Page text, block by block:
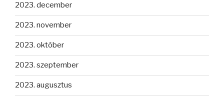
2023. december
2023. november
2023. október
2023. szeptember
2023. augusztus